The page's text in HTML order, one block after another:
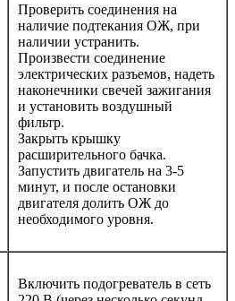
Проверить соединения на
наличие подтекания ОЖ, при
наличии устранить.
Произвести соединение
электрических разъемов, надеть
наконечники свечей зажигания
и установить воздушный
фильтр.
Закрыть крышку
расширительного бачка.
Запустить двигатель на 3-5
минут, и после остановки
двигателя долить ОЖ до
необходимого уровня.
Включить подогреватель в сеть